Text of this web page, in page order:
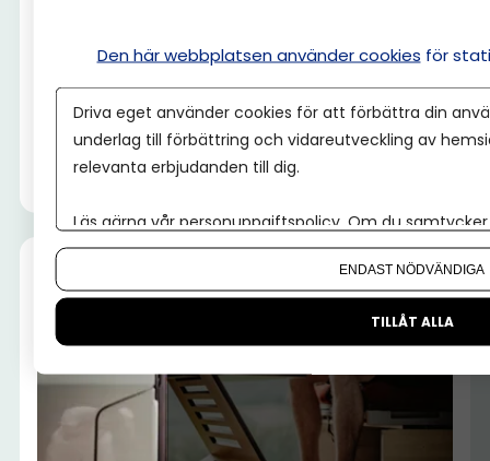
PERSONAL
”Awesome Great Amazing-metoden” –
världens bästa beslutsmodell?
Gustaf Oscarson
Den här webbplatsen använder cookies för
Driva eget använder cookies för att förbättra din
underlag till förbättring och vidareutveckling av
relevanta erbjudanden till dig.
Läs gärna vår personuppgiftspolicy. Om du
Om du vill ändra ditt val i efterhand hittar du den
ENDAST NÖDVÄNDIGA
TILLÅT ALLA